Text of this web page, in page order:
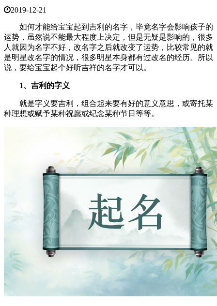
2019-12-21
如何才能给宝宝起到吉利的名字，毕竟名字会影响孩子的
运势，虽然说不能最大程度上决定，但是无疑是影响的，很多
人就因为名字不好，改名字之后就改变了运势，比较常见的就
是明星改名字的情况，很多明星本身都有过改名的经历。所以
说，要给宝宝起个好听吉祥的名字才可以。
1、吉利的字义
就是字义要吉利，组合起来要有好的意义意思，或寄托某
种理想或赋予某种祝愿或纪念某种节日等等。